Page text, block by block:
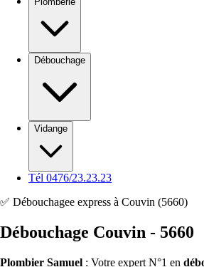
Débouchage
Vidange
Tél 0476/23.23.23
✅ Débouchagee express à Couvin (5660)
Débouchage Couvin - 5660
Plombier Samuel : Votre expert N°1 en